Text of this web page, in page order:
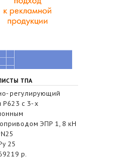
ТПА
регулирующий
Р623 с 3- х
ЭПР 1, 8 кН
25
р.